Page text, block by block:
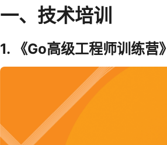
一、技术培训
1. 《Go高级工程师训练营》